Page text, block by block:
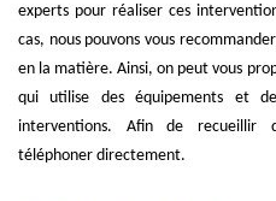
experts pour réaliser ces
cas, nous pouvons vous
en la matière. Ainsi, on peut vous
qui utilise des équipements et
interventions. Afin de recueillir
téléphoner directement.